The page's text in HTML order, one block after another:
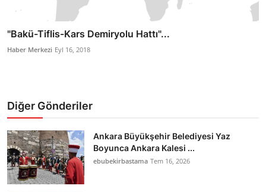
"Bakü-Tiflis-Kars Demiryolu Hattı"...
Haber Merkezi Eyl 16, 2018
Diğer Gönderiler
Ankara Büyükşehir Belediyesi Yaz
Boyunca Ankara Kalesi ...
ebubekirbastama Tem 16, 2026